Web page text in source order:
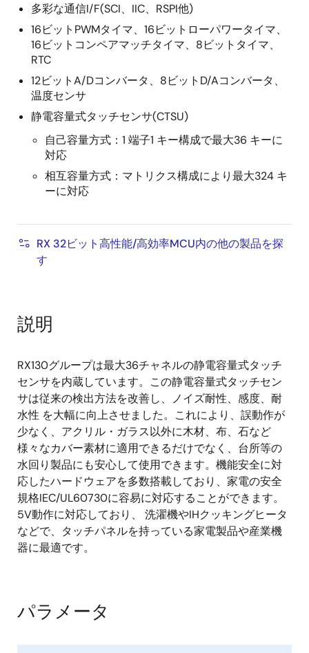
多彩な通信I/F(SCI、IIC、RSPI他)
16ビットPWMタイマ、16ビットローパワータイマ、
16ビットコンペアマッチタイマ、8ビットタイマ、
RTC
12ビットA/Dコンバータ、8ビットD/Aコンバータ、
温度センサ
静電容量式タッチセンサ(CTSU)
自己容量方式：1 端子1 キー構成で最大36 キーに
対応
相互容量方式：マトリクス構成により最大324 キ
ーに対応
RX 32ビット高性能/高効率MCU内の他の製品を探
す
説明
RX130グループは最大36チャネルの静電容量式タッチ
センサを内蔵しています。この静電容量式タッチセン
サは従来の検出方法を改善し、ノイズ耐性、感度、耐
水性 を大幅に向上させました。これにより、誤動作が
少なく、アクリル・ガラス以外に木材、布、石など
様々なカバー素材に適用できるだけでなく、台所等の
水回り製品にも安心して使用できます。機能安全に対
応したハードウェアを多数搭載しており、家電の安全
規格IEC/UL60730に容易に対応することができます。
5V動作に対応しており、 洗濯機やIHクッキングヒータ
などで、タッチパネルを持っている家電製品や産業機
器に最適です。
パラメータ